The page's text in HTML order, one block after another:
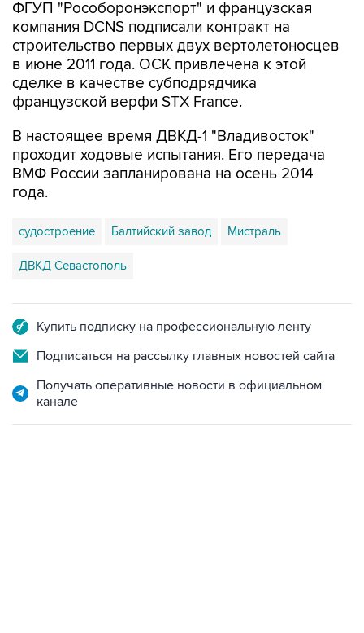
строительство первых двух вертолетоносцев
в июне 2011 года. ОСК привлечена к этой
сделке в качестве субподрядчика
французской верфи STX France.
В настоящее время ДВКД-1 "Владивосток"
ВМФ России запланирована на осень 2014
года.
судостроение
ДВКД Севастополь
Подписаться на рассылку главных новостей сайта
Получать оперативные новости в официальном